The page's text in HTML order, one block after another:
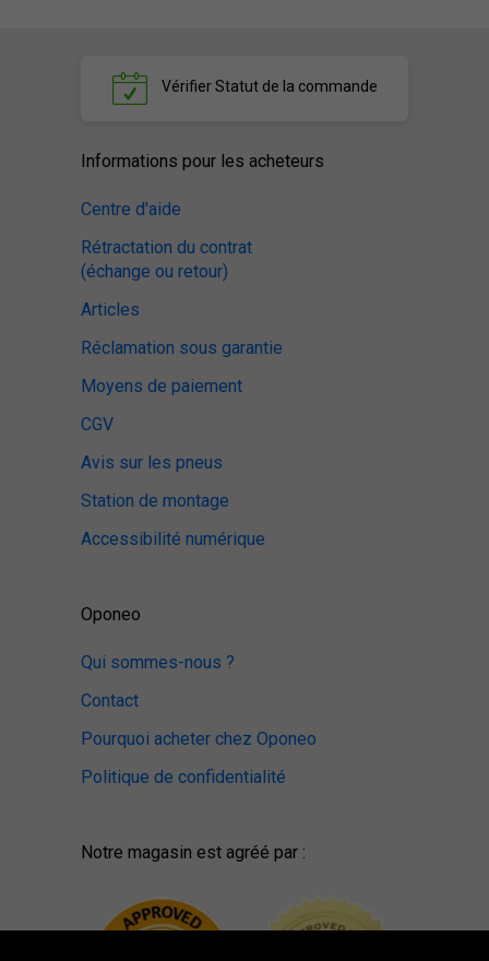
VérifierStatut de la commande
Informations pour les acheteurs
Centre d'aide
Rétractation du contrat
(échange ou retour)
Articles
Réclamation sous garantie
Moyens de paiement
CGV
Avis sur les pneus
Station de montage
Accessibilité numérique
Oponeo
Qui sommes-nous ?
Contact
Pourquoi acheter chez Oponeo
Politique de confidentialité
Notre magasin est agréé par :